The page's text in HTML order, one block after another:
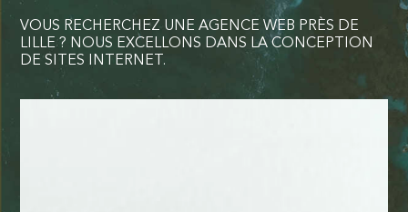
VOUS RECHERCHEZ UNE AGENCE WEB PRÈS DE
LILLE ? NOUS EXCELLONS DANS LA CONCEPTION
DE SITES INTERNET.